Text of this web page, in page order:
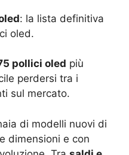
: la lista definitiva
oled.
pollici oled più
perdersi tra i
sul mercato.
di modelli nuovi di
dimensioni e con